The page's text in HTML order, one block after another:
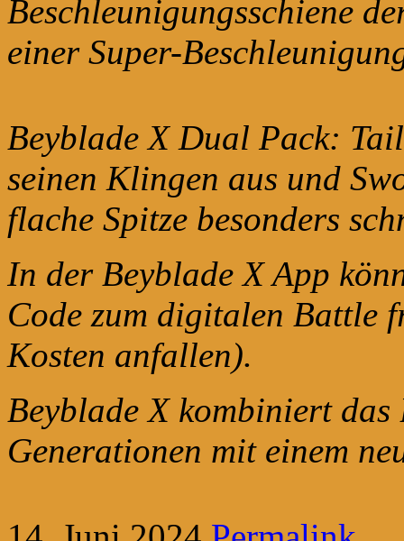
Beschleunigungsschiene
einer Super-
Beyblade X Dual Pack:
seinen Klingen aus und
flache Spitze besonders
In der Beyblade X App
Code zum digitalen Battle
Kosten anfallen).
Beyblade X kombiniert das
Generationen mit einem